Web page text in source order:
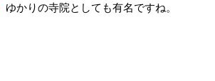
ゆかりの寺院としても有名ですね。